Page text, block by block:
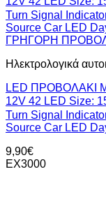
ΓΡΗΓΟΡΗ
Ηλεκτρολογικά
LED ΠΡΟΒΟΛΑΚΙ
12V 42 LED Size:
Turn Signal
Source Car LED
9,90€
ΕΧ3000